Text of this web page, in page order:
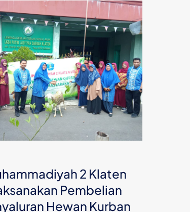
2 Klaten
Pembelian
Hewan Kurban